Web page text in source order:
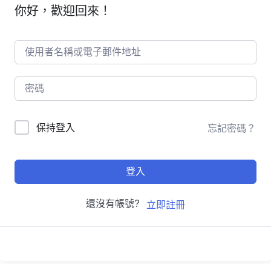
你好，歡迎回來！
保持登入 忘記密碼？
登入
還沒有帳號? 立即註冊